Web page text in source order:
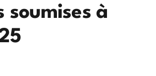
soumises à